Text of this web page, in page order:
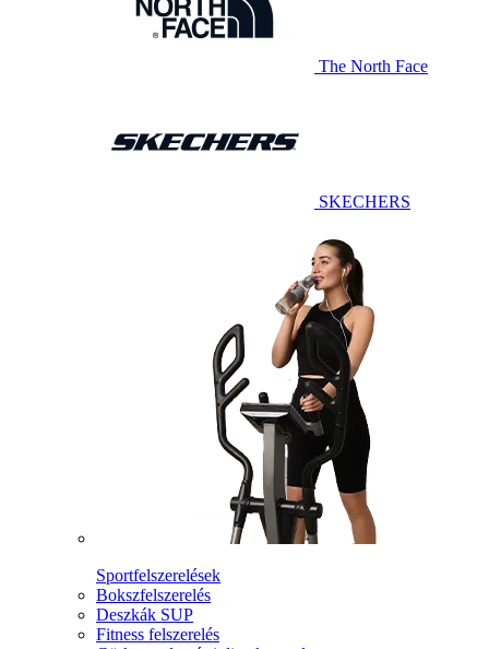
The North Face
SKECHERS
Sportfelszerelések
Bokszfelszerelés
Deszkák SUP
Fitness felszerelés